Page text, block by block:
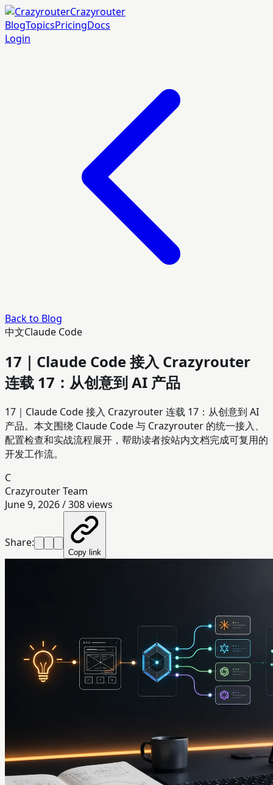
Crazyrouter
BlogTopicsPricingDocs
Login
Back to Blog
中文Claude Code
17｜Claude Code 接入 Crazyrouter
连载 17：从创意到 AI 产品
17｜Claude Code 接入 Crazyrouter 连载 17：从创意到 AI
产品。本文围绕 Claude Code 与 Crazyrouter 的统一接入、
配置检查和实战流程展开，帮助读者按站内文档完成可复用的
开发工作流。
C
Crazyrouter Team
June 9, 2026/308views
Share:
Copy link